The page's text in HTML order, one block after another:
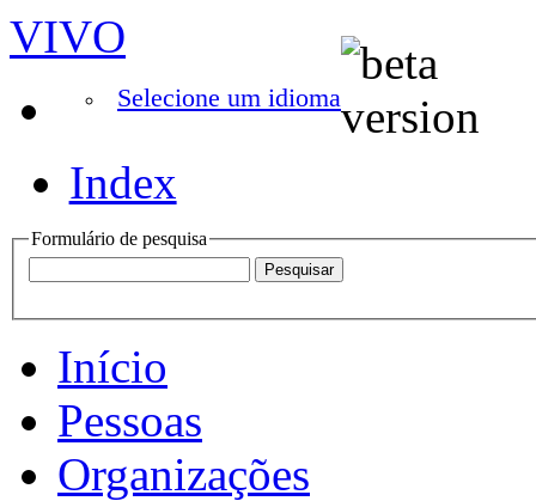
VIVO
Selecione um idioma
Index
Formulário de pesquisa
Início
Pessoas
Organizações